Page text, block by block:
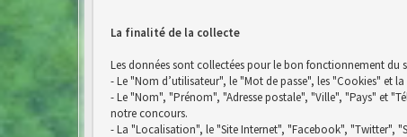
La finalité de la collecte
Les données sont collectées pour le bon fonctionnement du
- Le "Nom d’utilisateur", le "Mot de passe", les "Cookies" et
- Le "Nom", "Prénom", "Adresse postale", "Ville", "Pays" et
notre concours.
- La "Localisation", le "Site Internet", "Facebook", "Twitter",